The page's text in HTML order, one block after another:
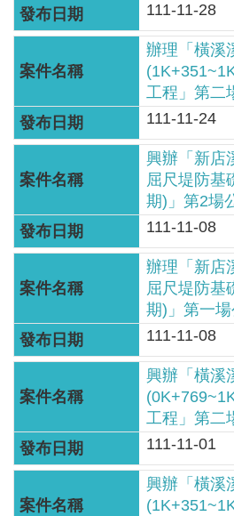
常
問
廉
平
性
專
區
English
RSS
互
動
交
111-11-28
辦理「橫溪
工程」第二
111-11-24
興辦「新店
屈尺堤防基
期)」第2場
111-11-08
辦理「新店
屈尺堤防基
期)」第一
111-11-08
興辦「橫溪
工程」第二
111-11-01
興辦「橫溪